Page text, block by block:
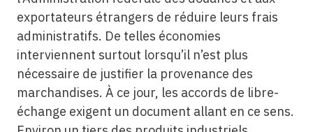
exportateurs étrangers de réduire leurs frais
administratifs. De telles économies
interviennent surtout lorsqu’il n’est plus
nécessaire de justifier la provenance des
marchandises. À ce jour, les accords de libre-
échange exigent un document allant en ce sens.